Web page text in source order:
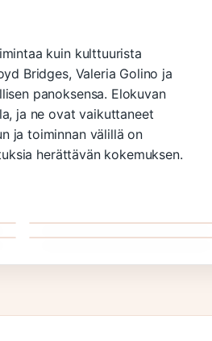
kuin kulttuurista
Bridges, Valeria Golino ja
panoksensa. Elokuvan
ja ne ovat vaikuttaneet
ja toiminnan välillä on
herättävän kokemuksen.
Käyttöön
Pitkäjärveläiset Rooleissa